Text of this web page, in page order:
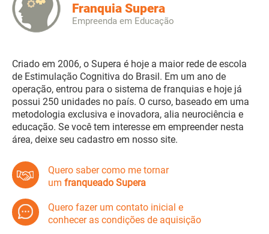
Franquia Supera
Empreenda em Educação
Criado em 2006, o Supera é hoje a maior rede de escola
de Estimulação Cognitiva do Brasil. Em um ano de
operação, entrou para o sistema de franquias e hoje já
possui 250 unidades no país. O curso, baseado em uma
metodologia exclusiva e inovadora, alia neurociência e
educação. Se você tem interesse em empreender nesta
área, deixe seu cadastro em nosso site.
Quero saber como me tornar
um franqueado Supera
Quero fazer um contato inicial e
conhecer as condições de aquisição